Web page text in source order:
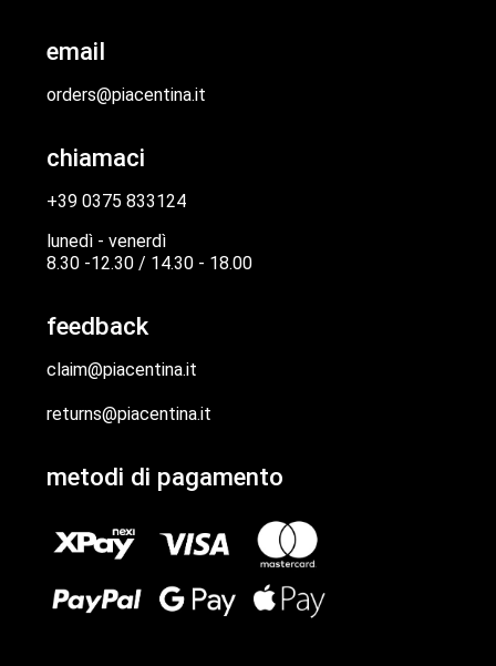
email
orders@piacentina.it
chiamaci
+39 0375 833124
lunedì - venerdì
8.30 -12.30 / 14.30 - 18.00
feedback
claim@piacentina.it
returns@piacentina.it
metodi di pagamento